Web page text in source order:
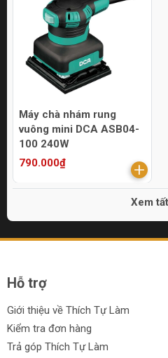
Máy chà nhám rung
vuông mini DCA ASB04-
100 240W
790.000₫
Xem
Hỗ trợ
Giới thiệu về Thích Tự Làm
Kiểm tra đơn hàng
Trả góp Thích Tự Làm